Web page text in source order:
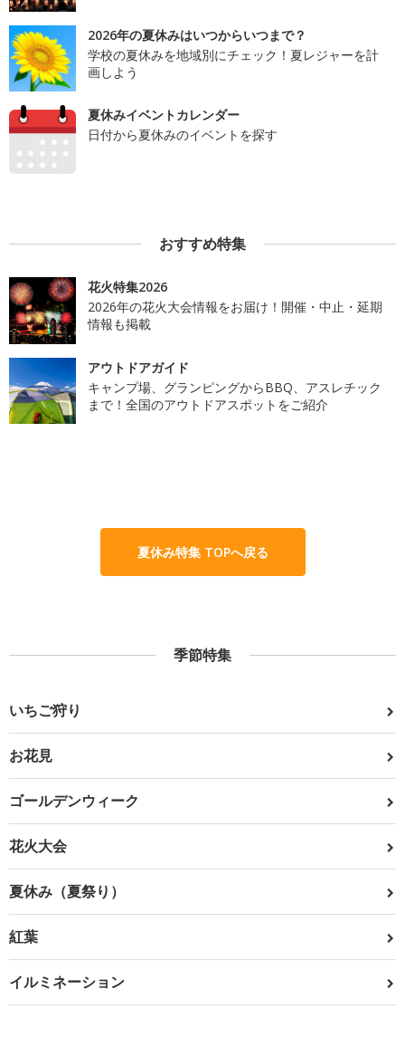
2026年の夏休みはいつからいつまで？
学校の夏休みを地域別にチェック！夏レジャーを計
画しよう
夏休みイベントカレンダー
日付から夏休みのイベントを探す
おすすめ特集
花火特集2026
2026年の花火大会情報をお届け！開催・中止・延期
情報も掲載
アウトドアガイド
キャンプ場、グランピングからBBQ、アスレチック
まで！全国のアウトドアスポットをご紹介
夏休み特集 TOPへ戻る
季節特集
いちご狩り
お花見
ゴールデンウィーク
花火大会
夏休み（夏祭り）
紅葉
イルミネーション